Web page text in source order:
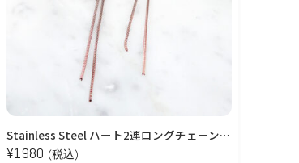
Stainless Steel ハート2連ロングチェーンピアス【金属アレルギー対応/ステンレス】
¥1980 (税込)